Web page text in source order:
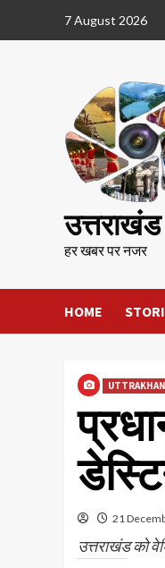
7 August 2026
हर खबर पर नजर
HOME
21
उत्तराखंड को